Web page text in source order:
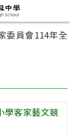
委員會114年全
學客家藝文競